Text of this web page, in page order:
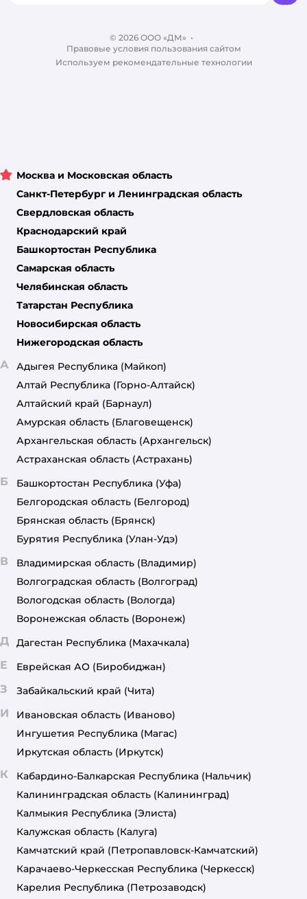
Блог
© 2026 ООО «ДМ» •
Правовые условия пользования сайтом
Используем рекомендательные технологии
Москва и Московская область
Санкт-Петербург и Ленинградская область
Свердловская область
Краснодарский край
Башкортостан Республика
Самарская область
Челябинская область
Татарстан Республика
Новосибирская область
Нижегородская область
А Адыгея Республика (Майкоп)
Алтай Республика (Горно-Алтайск)
Алтайский край (Барнаул)
Амурская область (Благовещенск)
Архангельская область (Архангельск)
Астраханская область (Астрахань)
Б Башкортостан Республика (Уфа)
Белгородская область (Белгород)
Брянская область (Брянск)
Бурятия Республика (Улан-Удэ)
В Владимирская область (Владимир)
Волгоградская область (Волгоград)
Вологодская область (Вологда)
Воронежская область (Воронеж)
Д Дагестан Республика (Махачкала)
Е Еврейская АО (Биробиджан)
З Забайкальский край (Чита)
И Ивановская область (Иваново)
Ингушетия Республика (Магас)
Иркутская область (Иркутск)
К Кабардино-Балкарская Республика (Нальчик)
Калининградская область (Калининград)
Калмыкия Республика (Элиста)
Калужская область (Калуга)
Камчатский край (Петропавловск-Камчатский)
Карачаево-Черкесская Республика (Черкесск)
Карелия Республика (Петрозаводск)